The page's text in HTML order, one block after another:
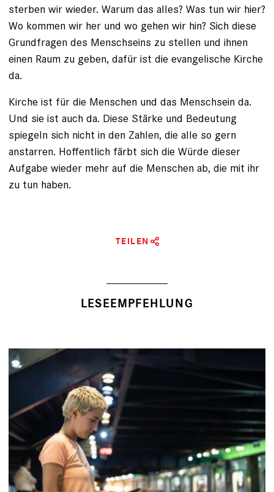
sterben wir wieder. Warum das alles? Was tun wir hier?
Wo kommen wir her und wo gehen wir hin? Sich diese
Grundfragen des Menschseins zu stellen und ihnen
einen Raum zu geben, dafür ist die evangelische Kirche
da.
Kirche ist für die Menschen und das Menschsein da.
Und sie ist auch da. Diese Stärke und Bedeutung
spiegeln sich nicht in den Zahlen, die alle so gern
anstarren. Hoffentlich färbt sich die Würde dieser
Aufgabe wieder mehr auf die Menschen ab, die mit ihr
zu tun haben.
TEILEN
LESEEMPFEHLUNG